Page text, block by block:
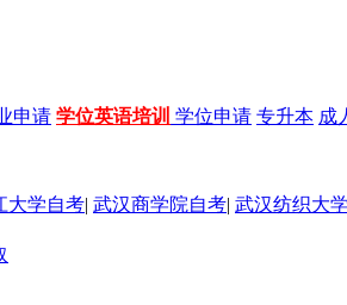
申请 学位英语培训 学位申请 专升本 成
大学自考| 武汉商学院自考| 武汉纺织大